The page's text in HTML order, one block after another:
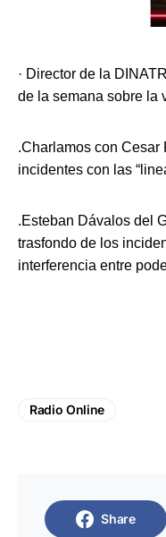
· Director de la
de la semana sobre la
.Charlamos con
incidentes con las
.Esteban Dávalos del
trasfondo de los
interferencia entre
Radio Online
Share